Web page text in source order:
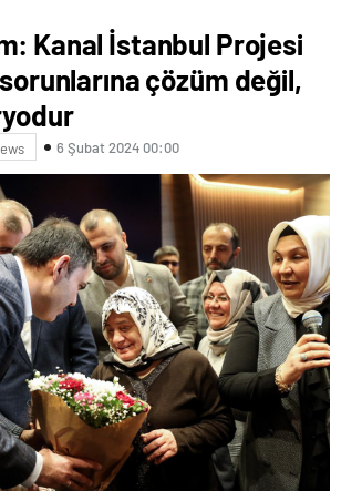
Kanal İstanbul Projesi
çözüm değil,
6 Şubat 2024 00:00